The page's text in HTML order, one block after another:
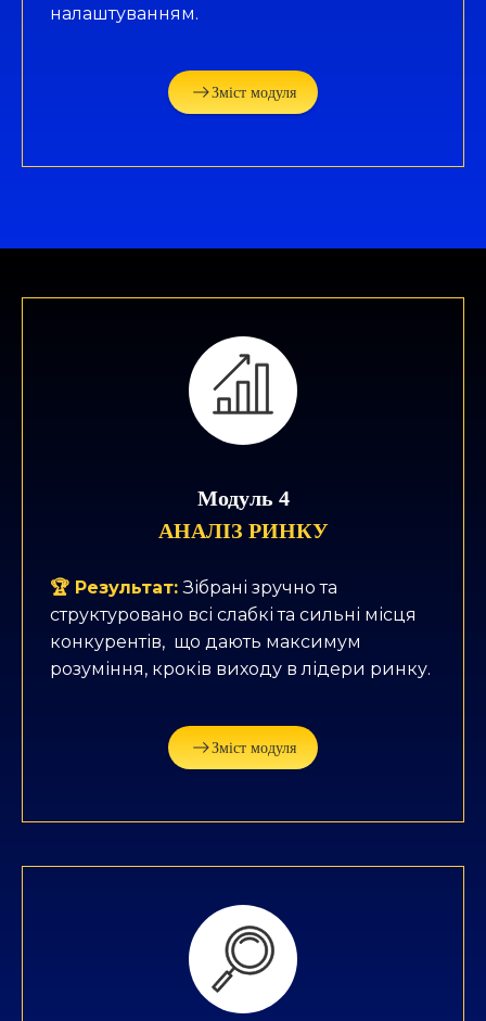
налаштуванням.
Зміст модуля
Модуль 4
АНАЛІЗ РИНКУ
🏆 Результат: Зібрані зручно та
структуровано всі слабкі та сильні місця
конкурентів, що дають максимум
розуміння, кроків виходу в лідери ринку.
Зміст модуля